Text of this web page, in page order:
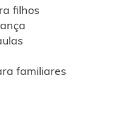
filhos
familiares